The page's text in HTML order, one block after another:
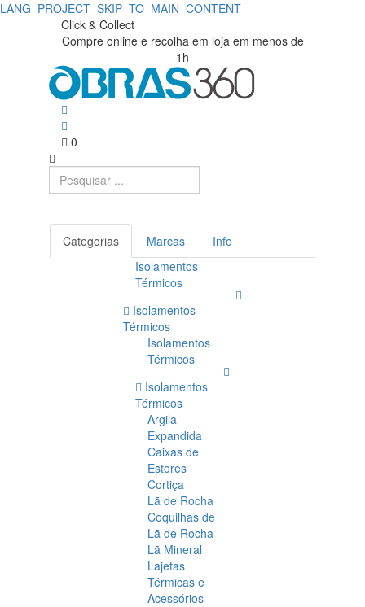
LANG_PROJECT_SKIP_TO_MAIN_CONTENT
Compre
GLOVA
Obras360
Obras360
Materiais
Construção
Click & Collect
Compre online e recolha em loja em menos de
1h
0
Categorias Marcas
Info
Isolamentos
Térmicos
Isolamentos
Térmicos
Isolamentos
Térmicos
Isolamentos
Térmicos
Argila
Expandida
Caixas de
Estores
Cortiça
Lã de Rocha
Coquilhas de
Lã de Rocha
Lã Mineral
Lajetas
Térmicas e
Acessórios